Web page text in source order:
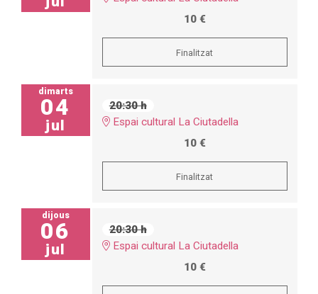
10 €
Finalitzat
dimarts
04
jul
20:30 h
Espai cultural La Ciutadella
10 €
Finalitzat
dijous
06
jul
20:30 h
Espai cultural La Ciutadella
10 €